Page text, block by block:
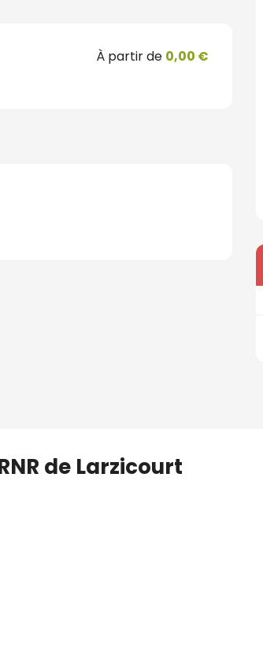
À partir de 0,00 €
de Larzicourt